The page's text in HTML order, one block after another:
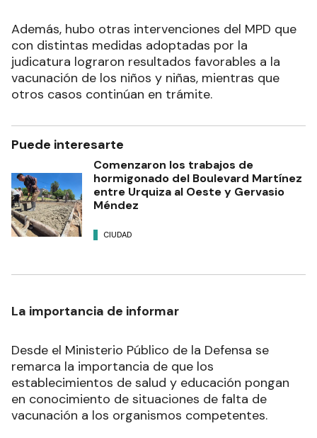
Además, hubo otras intervenciones del MPD que
con distintas medidas adoptadas por la
judicatura lograron resultados favorables a la
vacunación de los niños y niñas, mientras que
otros casos continúan en trámite.
Puede interesarte
Comenzaron los trabajos de
hormigonado del Boulevard Martínez
entre Urquiza al Oeste y Gervasio
Méndez
CIUDAD
La importancia de informar
Desde el Ministerio Público de la Defensa se
remarca la importancia de que los
establecimientos de salud y educación pongan
en conocimiento de situaciones de falta de
vacunación a los organismos competentes.